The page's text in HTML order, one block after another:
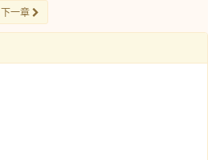
下一章